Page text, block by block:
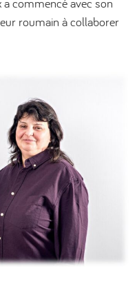
roumain à collaborer